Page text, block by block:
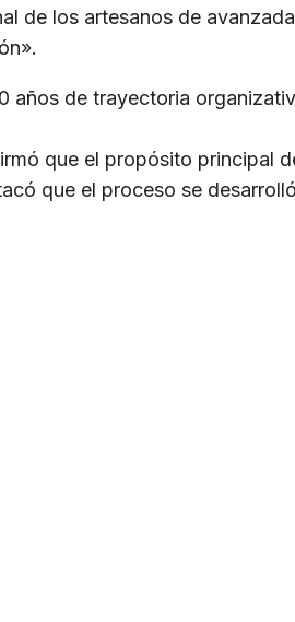
de los artesanos de
años de trayectoria
que el propósito principal
que el proceso se